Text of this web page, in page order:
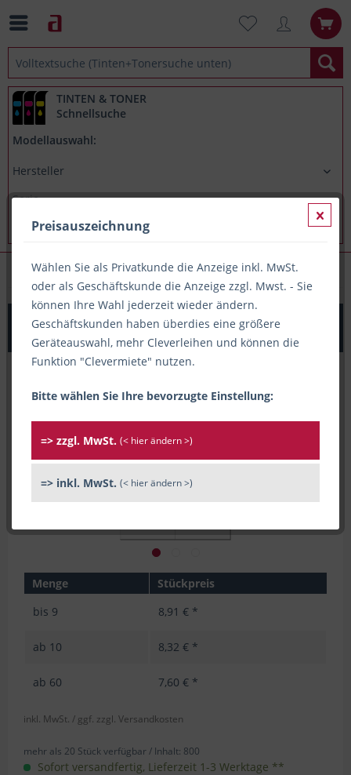
TINTEN & TONER
Schnellsuche
Modellauswahl:
Papieretiketten (A4-Träger)
PRINTATION Papier-Etiketten (B105xH74mm=A7) 100xA4
à 8 Eti.
Menge
Stückpreis
bis 9 8,91 € *
ab 10 8,32 € *
ab 60 7,60 € *
inkl. MwSt. / ggf. zzgl. Versandkosten
mehr als 20 Stück verfügbar / Inhalt: 800
Sofort versandfertig, Lieferzeit 1-3 Werktage **
Preisauszeichnung
Wählen Sie als Privatkunde die Anzeige inkl. MwSt.
oder als Geschäftskunde die Anzeige zzgl. Mwst. - Sie
können Ihre Wahl jederzeit wieder ändern.
Geschäftskunden haben überdies eine größere
Geräteauswahl, mehr Cleverleihen und können die
Funktion "Clevermiete" nutzen.
Bitte wählen Sie Ihre bevorzugte Einstellung:
=> zzgl. MwSt. (< hier ändern >)
=> inkl. MwSt. (< hier ändern >)